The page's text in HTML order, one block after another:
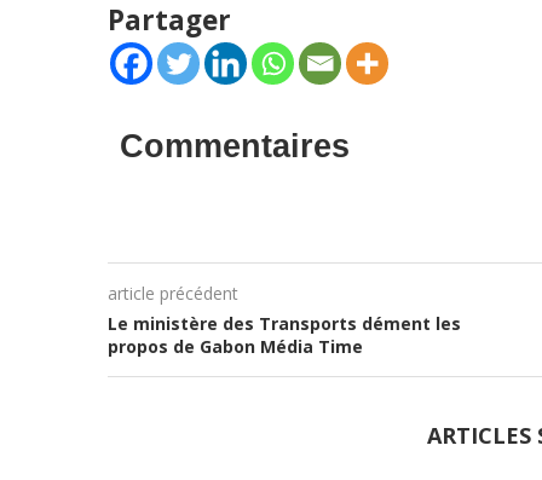
Partager
Commentaires
article précédent
Le ministère des Transports dément les
propos de Gabon Média Time
ARTICLES